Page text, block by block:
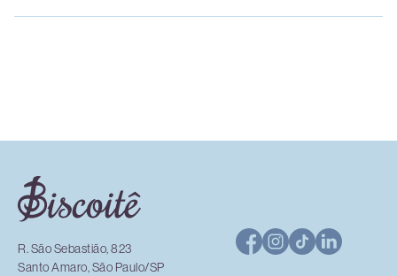
R. São Sebastião, 823
Santo Amaro, São Paulo/SP